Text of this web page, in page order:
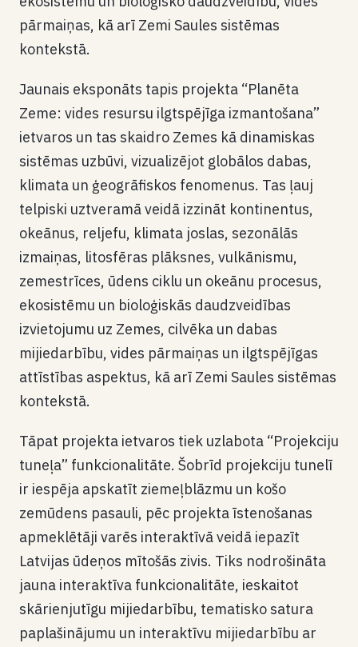
pārmaiņas, kā arī Zemi Saules sistēmas
kontekstā.
Jaunais eksponāts tapis projekta “Planēta
Zeme: vides resursu ilgtspējīga izmantošana”
ietvaros un tas skaidro Zemes kā dinamiskas
sistēmas uzbūvi, vizualizējot globālos dabas,
klimata un ģeogrāfiskos fenomenus. Tas ļauj
telpiski uztveramā veidā izzināt kontinentus,
okeānus, reljefu, klimata joslas, sezonālās
izmaiņas, litosfēras plāksnes, vulkānismu,
zemestrīces, ūdens ciklu un okeānu procesus,
ekosistēmu un bioloģiskās daudzveidības
izvietojumu uz Zemes, cilvēka un dabas
mijiedarbību, vides pārmaiņas un ilgtspējīgas
attīstības aspektus, kā arī Zemi Saules sistēmas
kontekstā.
Tāpat projekta ietvaros tiek uzlabota “Projekciju
tuneļa” funkcionalitāte. Šobrīd projekciju tunelī
ir iespēja apskatīt ziemeļblāzmu un košo
zemūdens pasauli, pēc projekta īstenošanas
apmeklētāji varēs interaktīvā veidā iepazīt
Latvijas ūdeņos mītošās zivis. Tiks nodrošināta
jauna interaktīva funkcionalitāte, ieskaitot
skārienjutīgu mijiedarbību, tematisko satura
paplašinājumu un interaktīvu mijiedarbību ar